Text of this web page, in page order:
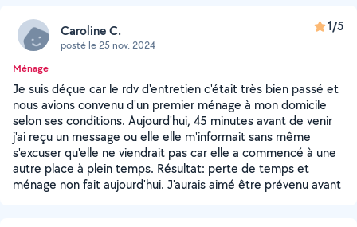
Caroline C.
posté le 25 nov. 2024
1/5
Ménage
Je suis déçue car le rdv d'entretien c'était très bien passé et
nous avions convenu d'un premier ménage à mon domicile
selon ses conditions. Aujourd'hui, 45 minutes avant de venir
j'ai reçu un message ou elle elle m'informait sans même
s'excuser qu'elle ne viendrait pas car elle a commencé à une
autre place à plein temps. Résultat: perte de temps et
ménage non fait aujourd'hui. J'aurais aimé être prévenu avant